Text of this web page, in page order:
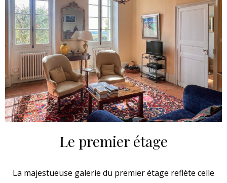
Le premier étage
La majestueuse galerie du premier étage reflète celle